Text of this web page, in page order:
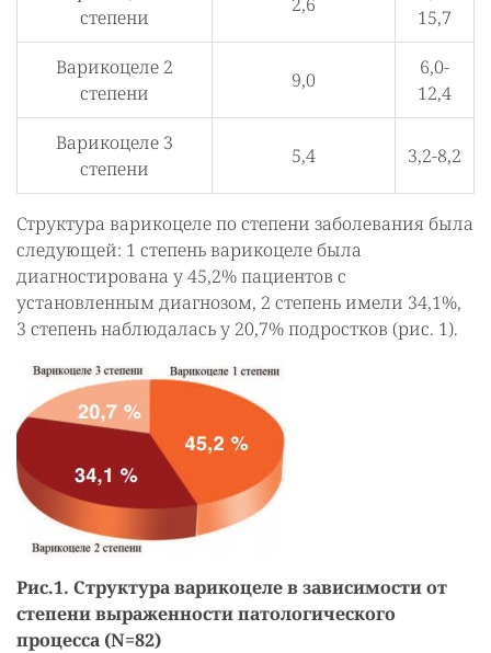
степени
15,7
Варикоцеле 2
степени
9,0
6,0-
12,4
Варикоцеле 3
степени
5,4 3,2-8,2
Структура варикоцеле по степени заболевания была
следующей: 1 степень варикоцеле была
диагностирована у 45,2% пациентов с
установленным диагнозом, 2 степень имели 34,1%,
3 степень наблюдалась у 20,7% подростков (рис. 1).
Рис.1. Структура варикоцеле в зависимости от
степени выраженности патологического
процесса (N=82)